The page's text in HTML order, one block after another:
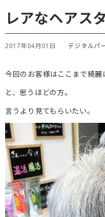
レアなヘアス
2017年04月01日 デジタルパ
今回のお客様はここまで綺
と、思うほどの方。
言うより見てもらいたい。